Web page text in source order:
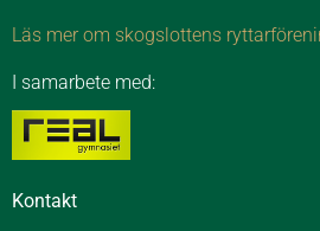
Läs mer om skogslottens
I samarbete med:
Kontakt